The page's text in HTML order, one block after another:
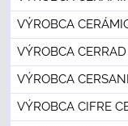
VÝROBCA
VÝROBCA CERRAD
VÝROBCA
VÝROBCA CIFRE